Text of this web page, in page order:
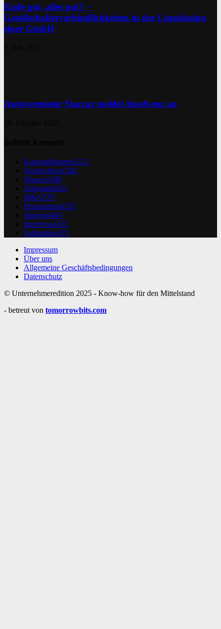
Ende gut, alles gut? −
Gesellschafterverbindlichkeiten in der Liquidation
einer GmbH
Autovermieter Starcar meldet Insolvenz an
Kurzmeldungen2112
Nachrichten1582
Wissen1089
Allgemein821
M&A570
Finanzierung535
Strategie493
Interviews415
Fallstudien371
Impressum
Über uns
Allgemeine Geschäftsbedingungen
Datenschutz
© Unternehmeredition 2025 - Know-how für den Mittelstand
- betreut von tomorrowbits.com